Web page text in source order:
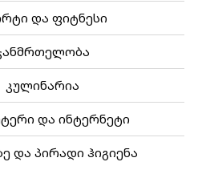
და ფიტნესი
კულინარია
და ინტერნეტი
და პირადი ჰიგიენა